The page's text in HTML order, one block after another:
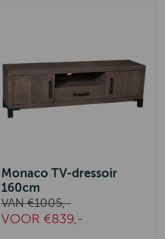
Monaco TV-dressoir
160cm
VAN €1005,-
VOOR €839,-